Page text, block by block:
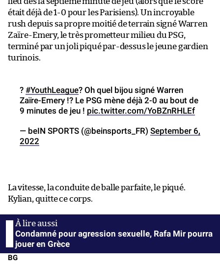
était déjà de 1-0 pour les Parisiens). Un incroyable
rush depuis sa propre moitié de terrain signé Warren
Zaïre-Emery, le très prometteur milieu du PSG,
terminé par un joli piqué par-dessus le jeune gardien
turinois.
? #YouthLeague? Oh quel bijou signé Warren
Zaïre-Emery !? Le PSG mène déjà 2-0 au bout de
9 minutes de jeu ! pic.twitter.com/YoBZnRHLEf
— beIN SPORTS (@beinsports_FR) September 6,
2022
La vitesse, la conduite de balle parfaite, le piqué.
Kylian, quitte ce corps.
Condamné pour agression sexuelle, Rafa Mir pourra
jouer en Grèce
BG